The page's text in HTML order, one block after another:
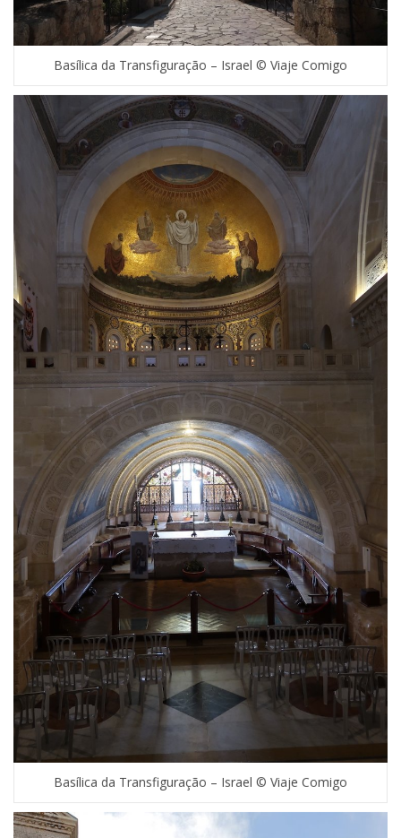
Basílica da Transfiguração – Israel © Viaje Comigo
Basílica da Transfiguração – Israel © Viaje Comigo